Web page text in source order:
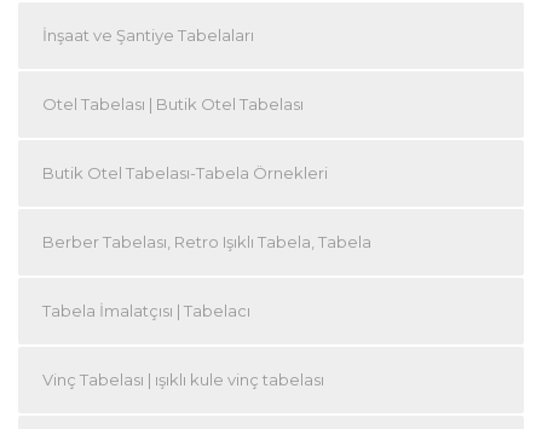
İnşaat ve Şantiye Tabelaları
Otel Tabelası | Butik Otel Tabelası
Butik Otel Tabelası-Tabela Örnekleri
Berber Tabelası, Retro Işıklı Tabela, Tabela
Tabela İmalatçısı | Tabelacı
Vinç Tabelası | ışıklı kule vinç tabelası